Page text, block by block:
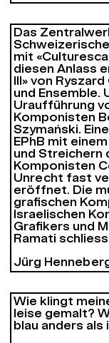
Das
mit
diesen Anlass
III» von
und Ensemble.
Uraufführung
Komponisten
Szymański.
EPhB mit
und Streichern
Komponisten
Unrecht fast
eröffnet. Die
grafischen
Israelischen
Grafikers und
Ramati
Jürg
Wie klingt
leise gemalt?
blau anders als